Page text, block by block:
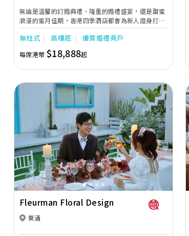
無論是溫馨的訂婚典禮、隆重的婚禮盛宴，還是甜蜜
浪漫的蜜月佳期，香港四季酒店都會為新人度身打造
一個畢生難忘的慶典活動。氣派尊貴的宴會廳和多功
能廳，備有先進的影音設施；配合四季酒店名聞遐
邇、馳名中外的創意佳肴及無微不至的服務，必能滿
足客人的不同需要，讓新人擁有一個賓至如歸的宴
會。
無柱式 高樓底 優質婚禮商戶
每席港幣 $18,888起
Previous Next
Fleurman Floral Design
葵涌